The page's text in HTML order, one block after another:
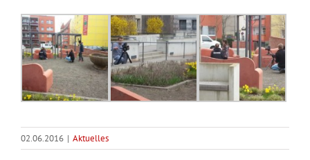
02.06.2016 | Aktuelles